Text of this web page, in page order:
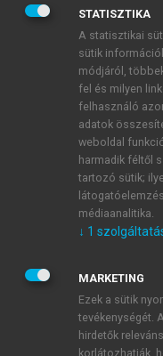
BELÉPÉS
ÚJ FIÓK
1 óra díjmentes
E-MAIL-CÍM
JELSZÓ
JELSZÓ ÚJRA
STATISZTIKA
A statisztikai
sütik
módjáról,
fel és milyen
felhasználó
adatok
weboldal
harmadik féltől
tartozó sütik;
médiaanalitika.
↓ 1
MARKETING
Ezek a sütik
tevékenységét.
hirdetők
korlátozhatják,